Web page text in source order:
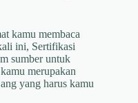
kamu membaca
ini, Sertifikasi
sumber untuk
merupakan
yang harus kamu